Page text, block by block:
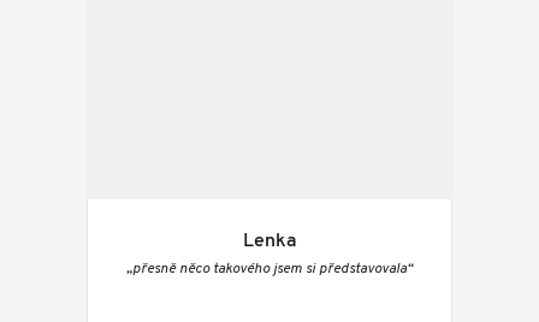
Lenka
„přesně něco takového jsem si představovala“